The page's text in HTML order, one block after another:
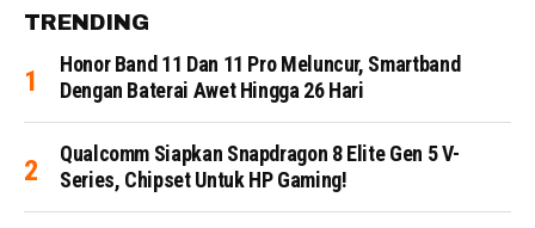
TRENDING
Honor Band 11 Dan 11 Pro Meluncur, Smartband
Dengan Baterai Awet Hingga 26 Hari
Qualcomm Siapkan Snapdragon 8 Elite Gen 5 V-
Series, Chipset Untuk HP Gaming!